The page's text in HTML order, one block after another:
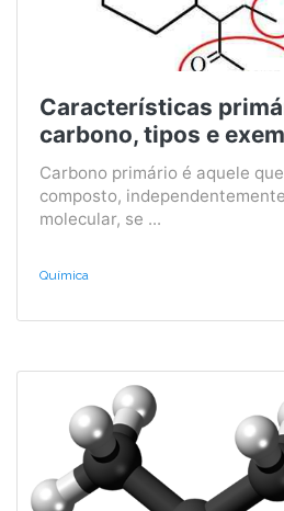
Características
carbono, tipos e
Carbono primário é aquele
composto,
molecular, se ...
Química